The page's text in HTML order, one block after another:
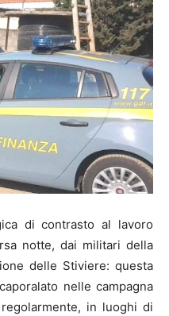
di contrasto al lavoro
notte, dai militari della
delle Stiviere: questa
nelle campagna
in luoghi di